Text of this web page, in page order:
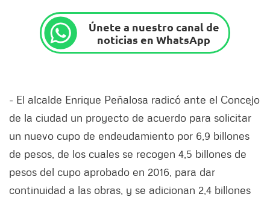
Únete a nuestro canal de
noticias en WhatsApp
- El alcalde Enrique Peñalosa radicó ante el Concejo
de la ciudad un proyecto de acuerdo para solicitar
un nuevo cupo de endeudamiento por 6,9 billones
de pesos, de los cuales se recogen 4,5 billones de
pesos del cupo aprobado en 2016, para dar
continuidad a las obras, y se adicionan 2,4 billones